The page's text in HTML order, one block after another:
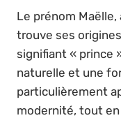
Le prénom Maëlle,
trouve ses
signifiant « prince
naturelle et une
particulièrement
modernité, tout